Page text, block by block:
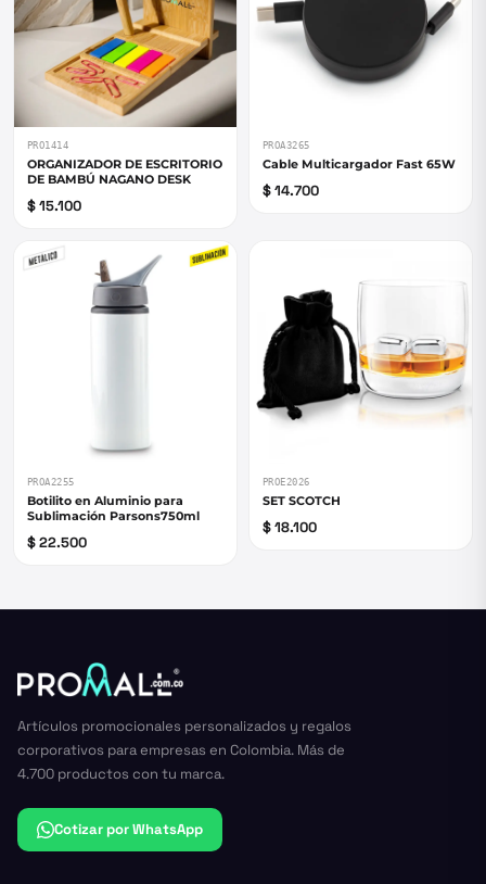
PRO1414
ORGANIZADOR DE ESCRITORIO
DE BAMBÚ NAGANO DESK
$ 15.100
PROA3265
Cable Multicargador Fast 65W
$ 14.700
PROA2255
Botilito en Aluminio para
Sublimación Parsons750ml
$ 22.500
PROE2026
SET SCOTCH
$ 18.100
Artículos promocionales personalizados y regalos
corporativos para empresas en Colombia. Más de
4.700 productos con tu marca.
Cotizar por WhatsApp